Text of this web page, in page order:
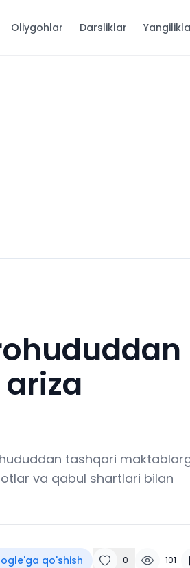
Oliygohlar Darsliklar
tashqari
va qabul shartlari bilan
qo'shish 0 101